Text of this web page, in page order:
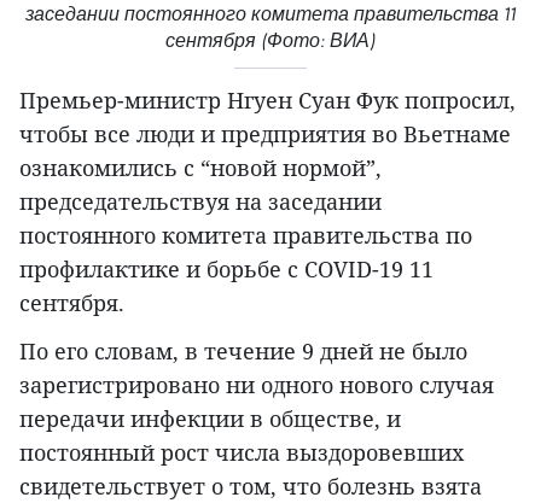
заседании постоянного комитета правительства 11
сентября (Фото: ВИА)
Премьер-министр Нгуен Суан Фук попросил,
чтобы все люди и предприятия во Вьетнаме
ознакомились с “новой нормой”,
председательствуя на заседании
постоянного комитета правительства по
профилактике и борьбе с COVID-19 11
сентября.
По его словам, в течение 9 дней не было
зарегистрировано ни одного нового случая
передачи инфекции в обществе, и
постоянный рост числа выздоровевших
свидетельствует о том, что болезнь взята